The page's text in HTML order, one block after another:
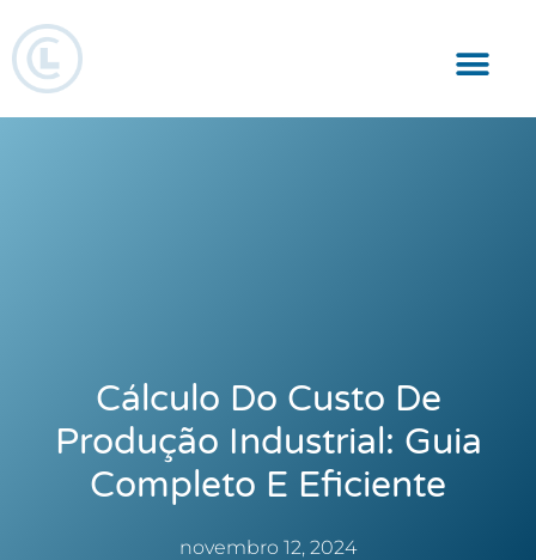
Cálculo Do Custo De
Produção Industrial: Guia
Completo E Eficiente
novembro 12, 2024